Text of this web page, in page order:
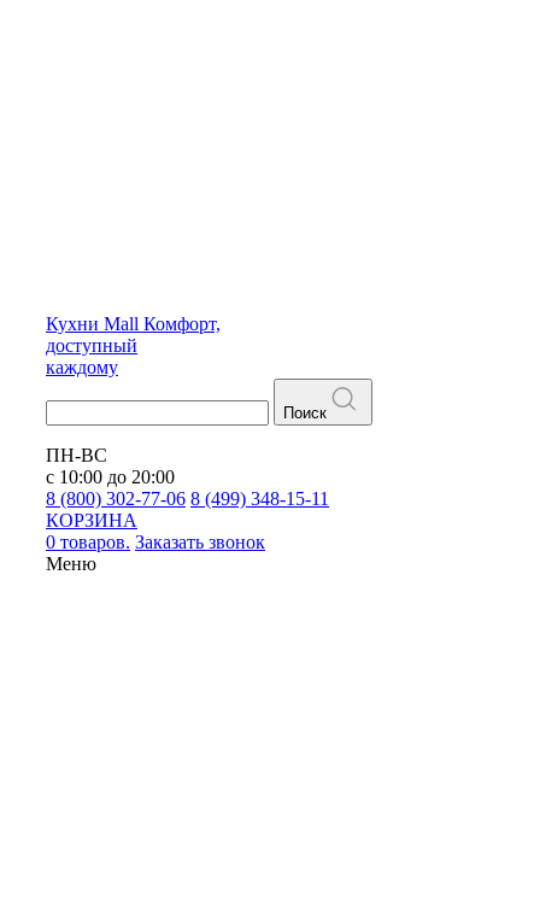
Кухни Mall Комфорт,
доступный
каждому
Поиск
ПН-ВС
с 10:00 до 20:00
8 (800) 302-77-06 8 (499) 348-15-11
КОРЗИНА
0 товаров. Заказать звонок
Меню